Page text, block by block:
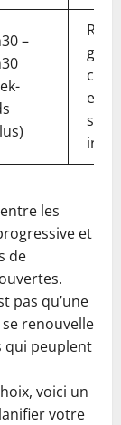
–
les
et
de
pas qu’une
renouvelle
qui peuplent
voici un
votre